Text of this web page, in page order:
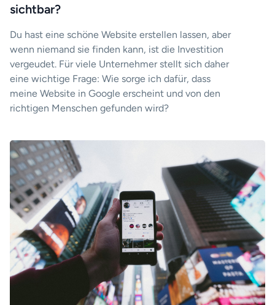
sichtbar?
Du hast eine schöne Website erstellen lassen, aber
wenn niemand sie finden kann, ist die Investition
vergeudet. Für viele Unternehmer stellt sich daher
eine wichtige Frage: Wie sorge ich dafür, dass
meine Website in Google erscheint und von den
richtigen Menschen gefunden wird?